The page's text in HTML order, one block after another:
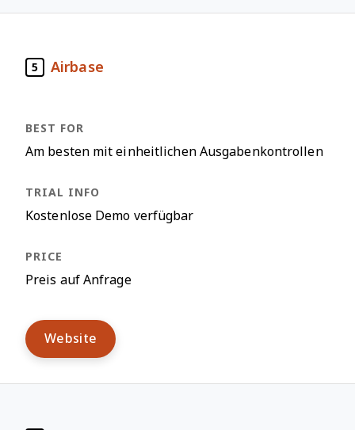
5 Airbase
Am besten mit einheitlichen Ausgabenkontrollen
Kostenlose Demo verfügbar
Preis auf Anfrage
Website